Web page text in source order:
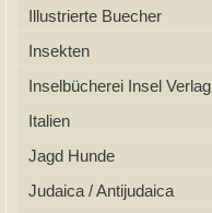
Illustrierte Buecher
Insekten
Inselbücherei Insel Verlag
Italien
Jagd Hunde
Judaica / Antijudaica